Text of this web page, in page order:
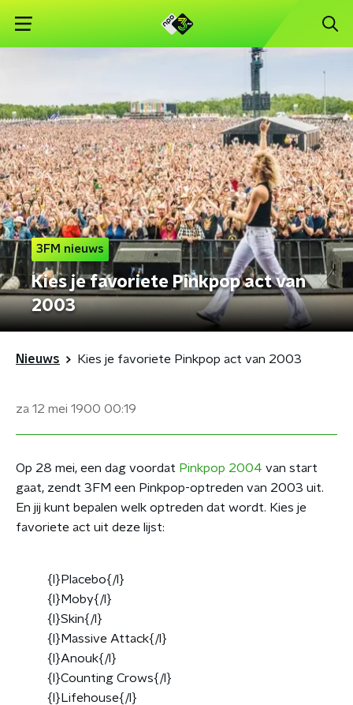
3FM nieuws
Kies je favoriete Pinkpop act van
2003
Nieuws Kies je favoriete Pinkpop act van 2003
za 12 mei 1900 00:19
Op 28 mei, een dag voordat Pinkpop 2004 van start
gaat, zendt 3FM een Pinkpop-optreden van 2003 uit.
En jij kunt bepalen welk optreden dat wordt. Kies je
favoriete act uit deze lijst:
{l}Placebo{/l}
{l}Moby{/l}
{l}Skin{/l}
{l}Massive Attack{/l}
{l}Anouk{/l}
{l}Counting Crows{/l}
{l}Lifehouse{/l}